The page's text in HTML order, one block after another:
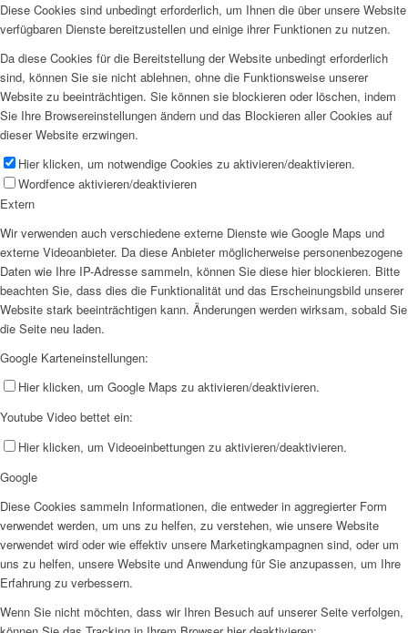
Diese Cookies sind unbedingt erforderlich, um Ihnen die über unsere Website
verfügbaren Dienste bereitzustellen und einige ihrer Funktionen zu nutzen.
Da diese Cookies für die Bereitstellung der Website unbedingt erforderlich
sind, können Sie sie nicht ablehnen, ohne die Funktionsweise unserer
Website zu beeinträchtigen. Sie können sie blockieren oder löschen, indem
Sie Ihre Browsereinstellungen ändern und das Blockieren aller Cookies auf
dieser Website erzwingen.
Hier klicken, um notwendige Cookies zu aktivieren/deaktivieren.
Wordfence aktivieren/deaktivieren
Extern
Wir verwenden auch verschiedene externe Dienste wie Google Maps und
externe Videoanbieter. Da diese Anbieter möglicherweise personenbezogene
Daten wie Ihre IP-Adresse sammeln, können Sie diese hier blockieren. Bitte
beachten Sie, dass dies die Funktionalität und das Erscheinungsbild unserer
Website stark beeinträchtigen kann. Änderungen werden wirksam, sobald Sie
die Seite neu laden.
Google Karteneinstellungen:
Hier klicken, um Google Maps zu aktivieren/deaktivieren.
Youtube Video bettet ein:
Hier klicken, um Videoeinbettungen zu aktivieren/deaktivieren.
Google
Diese Cookies sammeln Informationen, die entweder in aggregierter Form
verwendet werden, um uns zu helfen, zu verstehen, wie unsere Website
verwendet wird oder wie effektiv unsere Marketingkampagnen sind, oder um
uns zu helfen, unsere Website und Anwendung für Sie anzupassen, um Ihre
Erfahrung zu verbessern.
Wenn Sie nicht möchten, dass wir Ihren Besuch auf unserer Seite verfolgen,